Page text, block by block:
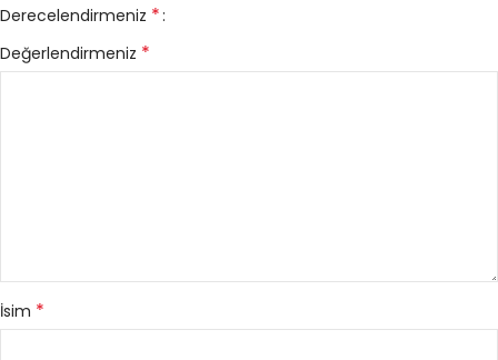
Derecelendirmeniz *
Değerlendirmeniz *
İsim *